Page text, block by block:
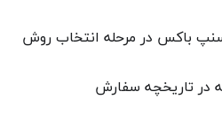
باکس در مرحله انتخاب روش
در تاریخچه سفارش